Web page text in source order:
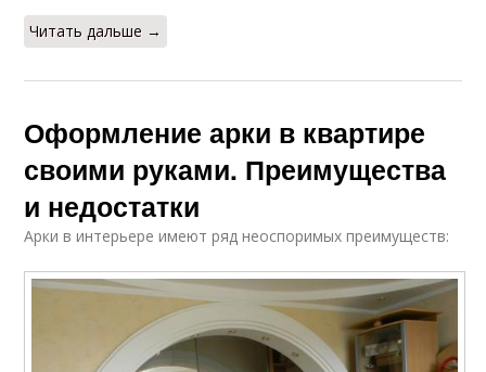
Читать дальше →
Оформление арки в квартире
своими руками. Преимущества
и недостатки
Арки в интерьере имеют ряд неоспоримых преимуществ: